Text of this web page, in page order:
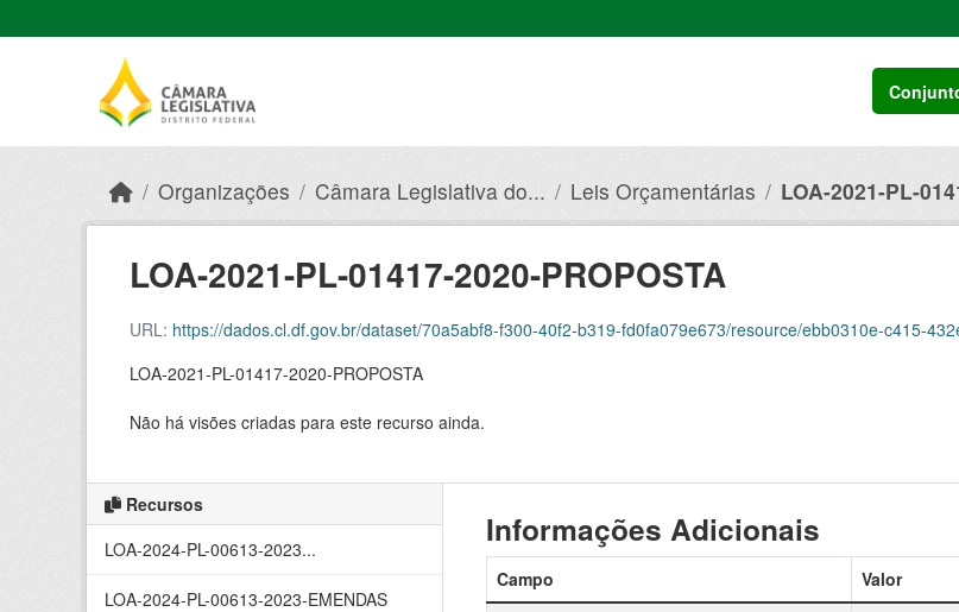
Organizações Câmara Legislativa do... Leis Orçamentárias LOA-2021-PL-
LOA-2021-PL-01417-2020-PROPOSTA
URL: https://dados.cl.df.gov.br/dataset/70a5abf8-f300-40f2-b319-fd0fa079e673/resource/ebb0310e-c415-432e-
LOA-2021-PL-01417-2020-PROPOSTA
Não há visões criadas para este recurso ainda.
Recursos
LOA-2024-PL-00613-2023...
LOA-2024-PL-00613-2023-EMENDAS
Informações Adicionais
Campo
Valor